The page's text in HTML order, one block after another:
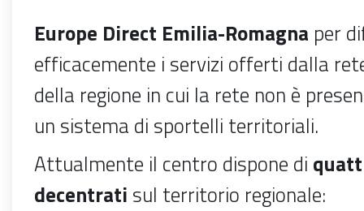
Europe Direct Emilia-Romagna per
efficacemente i servizi offerti dalla
della regione in cui la rete non è
un sistema di sportelli territoriali.
Attualmente il centro dispone di
decentrati sul territorio regionale: